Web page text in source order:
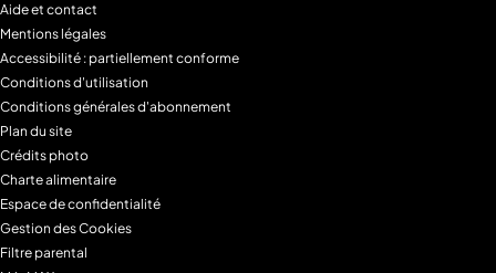
Aide et contact
Mentions légales
Accessibilité : partiellement conforme
Conditions d'utilisation
Conditions générales d'abonnement
Plan du site
Crédits photo
Charte alimentaire
Espace de confidentialité
Gestion des Cookies
Filtre parental